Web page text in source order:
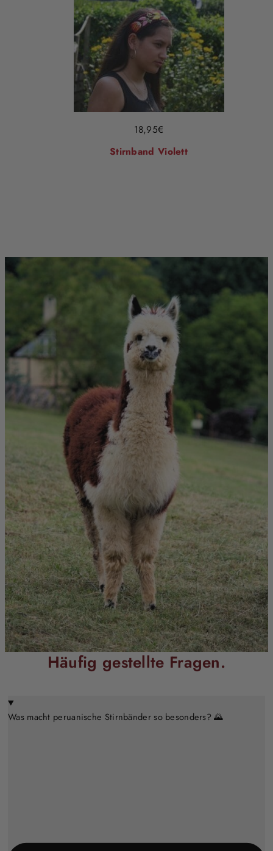
18,95€
Stirnband Violett
Häufig gestellte Fragen.
Was macht peruanische Stirnbänder so besonders? 🌄